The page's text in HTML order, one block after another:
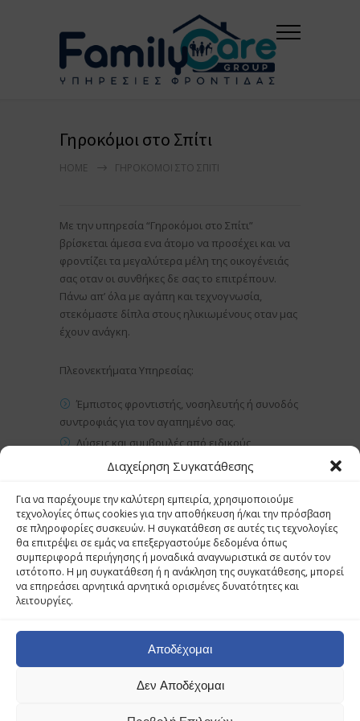
Διαχείρηση Συγκατάθεσης
Για να παρέχουμε την καλύτερη εμπειρία, χρησιμοποιούμε
τεχνολογίες όπως cookies για την αποθήκευση ή/και την πρόσβαση
σε πληροφορίες συσκευών. Η συγκατάθεση σε αυτές τις τεχνολογίες
θα επιτρέψει σε εμάς να επεξεργαστούμε δεδομένα όπως
συμπεριφορά περιήγησης ή μοναδικά αναγνωριστικά σε αυτόν τον
ιστότοπο. Η μη συγκατάθεση ή η ανάκληση της συγκατάθεσης, μπορεί
να επηρεάσει αρνητικά αρνητικά ορισμένες δυνατότητες και
λειτουργίες.
Αποδέχομαι
Δεν Αποδέχομαι
Γηροκόμοι στο Σπίτι
HOME ΓΗΡΟΚΌΜΟΙ ΣΤΟ ΣΠΊΤΙ
Με την υπηρεσία “Γηροκόμοι στο Σπίτι”
βρίσκεται άμεσα ενα άτομο να προσέχει και να
φροντίζει τα μεγαλύτερα μέλη της οικογένειάς
σας οταν οι συνθήκες δε σας το επιτρέπουν.
Πάνω απ’ όλα με αγάπη και τεχνογνωσία,
στεκόμαστε δίπλα στους ηλικιωμένους οταν μας
έχουν ανάγκη.
Πλεονεκτήματα Υπηρεσίας:
Έμπιστος φροντιστής, νοσηλευτής ή συνοδός
συντροφιάς για τον αγαπημένο σας.
Λύσεις και συμβουλές από ειδικούς
επιστήμονες για θέματα που αφορούν την
ποιότητα ζωής, τη δική σας και των ηλικιωμένων
που φροντίζετε.
Τα κατάλληλα προϊόντα ή τις συσκευές που
θα εξασφαλίσουν μία ποιοτική καθημερινότητα
στους ηλικιωμένους.
© 2022 Family Care Group OE | Designed and
Developed by GFD Web Brain. All rights reserved.